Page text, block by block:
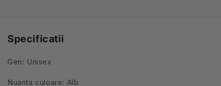
Specificatii
Gen: Unisex
Nuanta culoare: Alb